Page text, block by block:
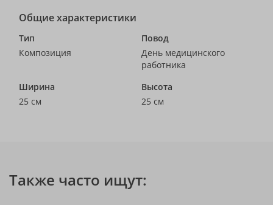
Общие характеристики
Тип
Композиция
Повод
День медицинского
работника
Ширина
25 см
Высота
25 см
Также часто ищут: